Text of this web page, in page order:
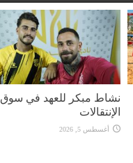
نشاط مبكر للعهد في سوق
الإنتقالات
أغسطس 5, 2026